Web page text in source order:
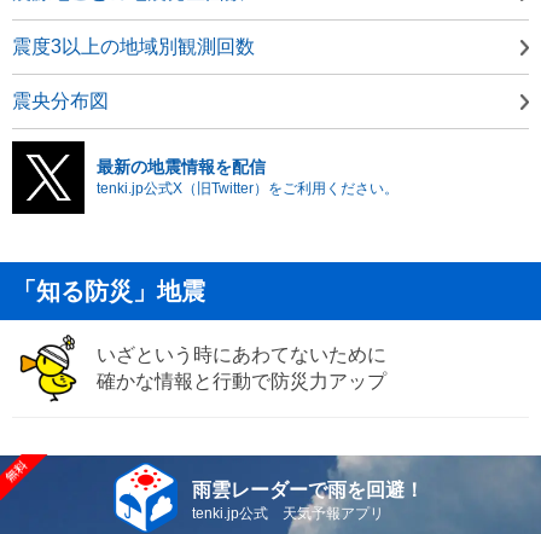
震度3以上の地域別観測回数
震央分布図
最新の地震情報を配信
tenki.jp公式X（旧Twitter）をご利用ください。
「知る防災」地震
いざという時にあわてないために
確かな情報と行動で防災力アップ
雨雲レーダーで雨を回避！
tenki.jp公式 天気予報アプリ